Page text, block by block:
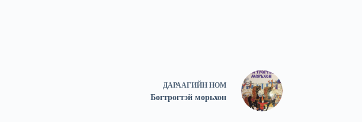
ДАРААГИЙН НОМ
Бөгтрөгтэй морьхон